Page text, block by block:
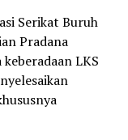
Serikat Buruh
Pradana
LKS